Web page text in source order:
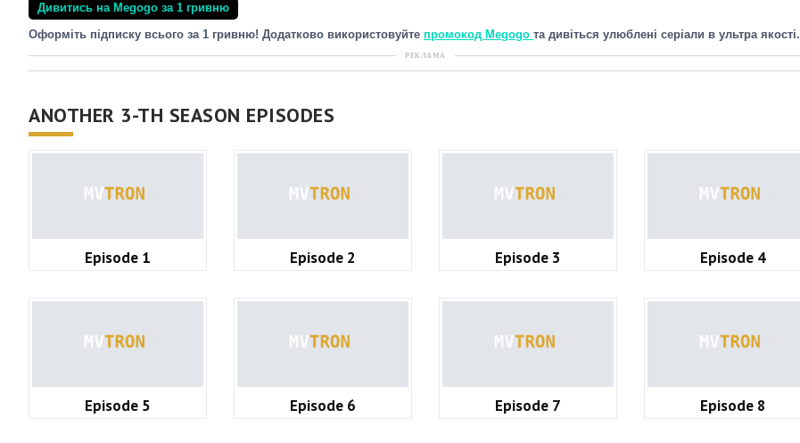
Дивитись на Megogo за 1 гривню
Оформіть підписку всього за 1 гривню! Додатково використовуйте промокод Megogo та дивіться улюблені серіали в ультра якості.
РЕКЛАМА
ANOTHER 3-TH SEASON EPISODES
Episode 1 Episode 2 Episode 3 Episode 4
Episode 5 Episode 6 Episode 7 Episode 8